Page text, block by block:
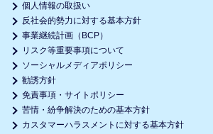
個人情報の取扱い
反社会的勢力に対する基本方針
事業継続計画（BCP）
リスク等重要事項について
ソーシャルメディアポリシー
勧誘方針
免責事項・サイトポリシー
苦情・紛争解決のための基本方針
カスタマーハラスメントに対する基本方針